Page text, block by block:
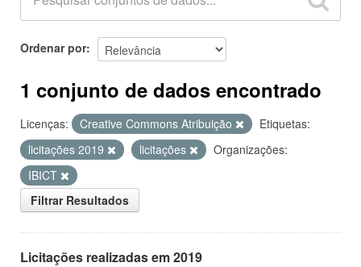
Ordenar por
1 conjunto de dados encontrado
Licenças: Creative Commons Atribuição
Etiquetas:
licitações 2019
licitações
Organizações:
IBICT
Filtrar Resultados
Licitações realizadas em 2019